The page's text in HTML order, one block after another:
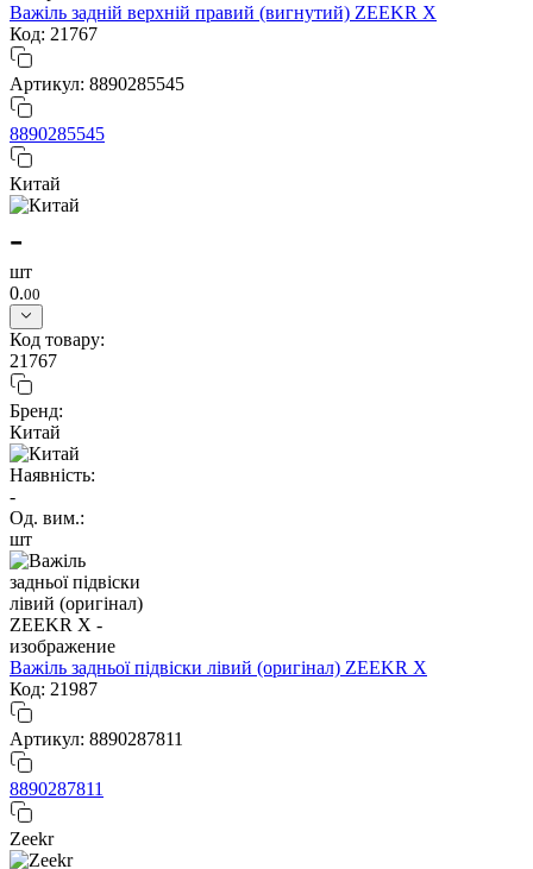
Важіль задній верхній правий (вигнутий) ZEEKR X
Код: 21767
Артикул: 8890285545
8890285545
Китай
-
шт
0.00
Код товару:
21767
Бренд:
Китай
Наявність:
-
Од. вим.:
шт
Важіль задньої підвіски лівий (оригінал) ZEEKR X
Код: 21987
Артикул: 8890287811
8890287811
Zeekr